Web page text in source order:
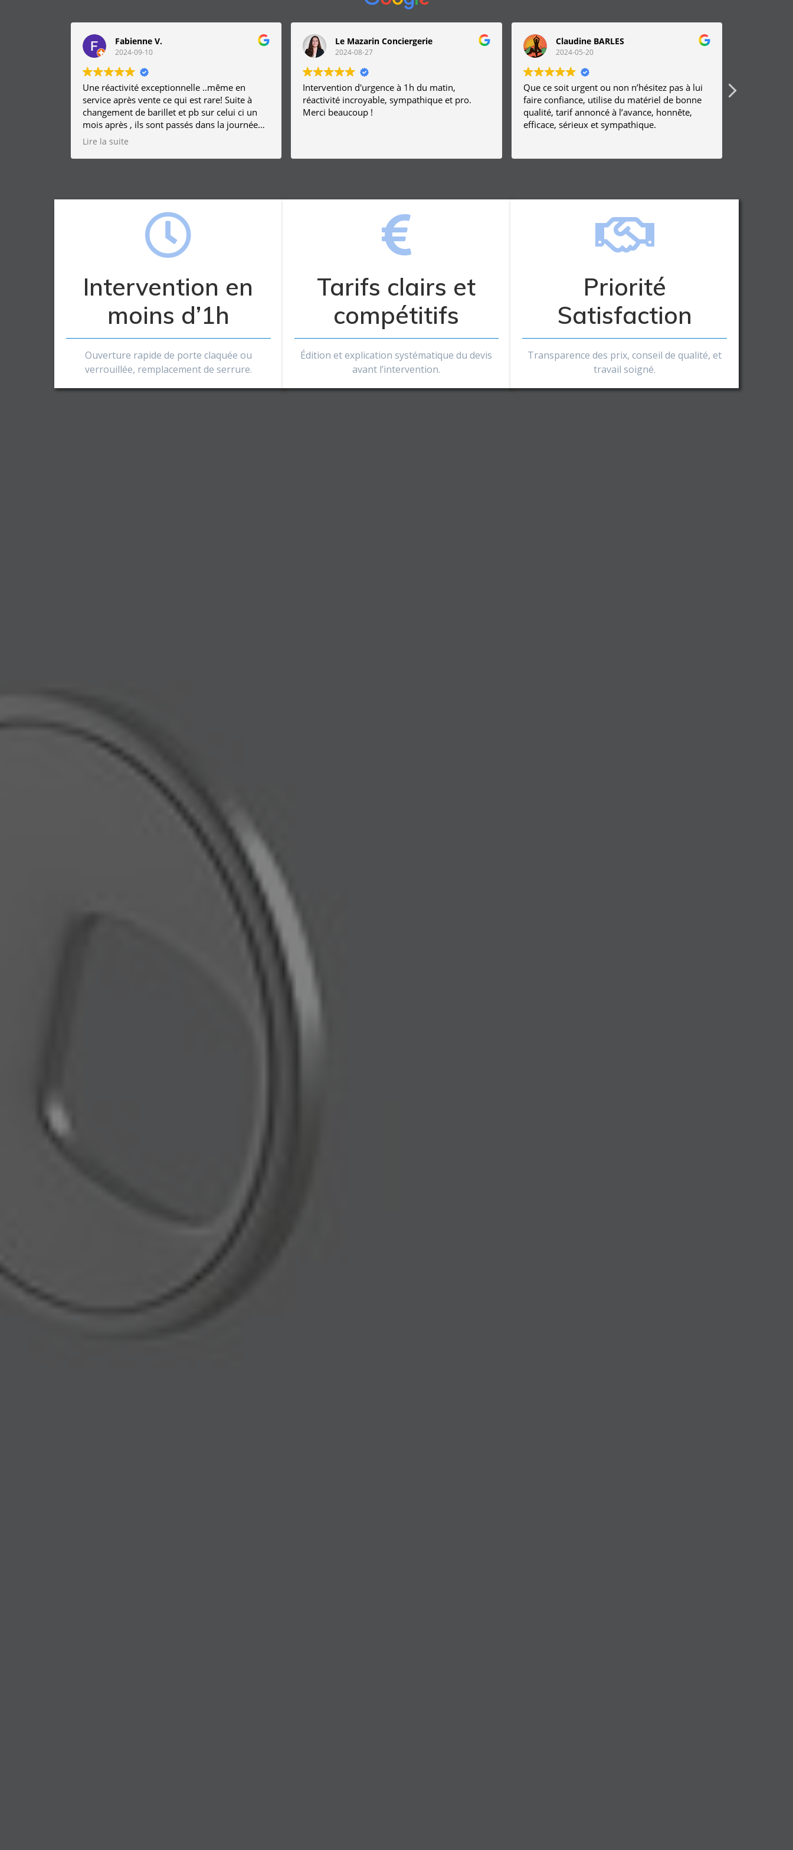
Fabienne V.
2024-09-10
Une réactivité exceptionnelle ..même en
service après vente ce qui est rare! Suite à
changement de barillet et pb sur celui ci un
mois après , ils sont passés dans la journée
vérifier cela et remplacer la serrure sans frais
Lire la suite
Le Mazarin Conciergerie
2024-08-27
Intervention d'urgence à 1h du matin,
réactivité incroyable, sympathique et pro.
Merci beaucoup !
Claudine BARLES
2024-05-20
Que ce soit urgent ou non n’hésitez pas à lui
faire confiance, utilise du matériel de bonne
qualité, tarif annoncé à l’avance, honnête,
efficace, sérieux et sympathique.
Intervention en
moins d’1h
Ouverture rapide de porte claquée ou
verrouillée, remplacement de serrure.
Tarifs clairs et
compétitifs
Édition et explication systématique du devis
avant l’intervention.
Priorité
Satisfaction
Transparence des prix, conseil de qualité, et
travail soigné.